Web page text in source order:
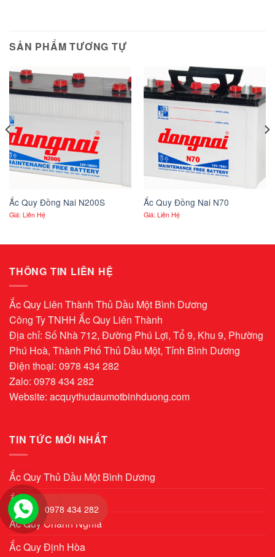
SẢN PHẨM TƯƠNG TỰ
Ắc Quy Đồng Nai N200S
Giá: Liên Hệ
Ắc Quy Đồng Nai N70
Giá: Liên Hệ
THÔNG TIN LIÊN HỆ
Ắc Quy Liên Thành Thủ Dầu Một Bình Dương
Công Ty TNHH Ắc Quy Liên Thành
Địa chỉ: Số Nhà 712, Đường Phú Lợi, Tổ 9, Khu 9, Phường
Phú Hoà, Thành Phố Thủ Dầu Một, Tỉnh Bình Dương
Điện thoại: 0978 434 282
Zalo: 0978 434 282
Website: acquythudaumotbinhduong.com
TIN TỨC MỚI NHẤT
Ắc Quy Thủ Dầu Một Bình Dương
Ắc Quy Chánh Mỹ
Ắc Quy Chánh Nghĩa
Ắc Quy Định Hòa
0978 434 282